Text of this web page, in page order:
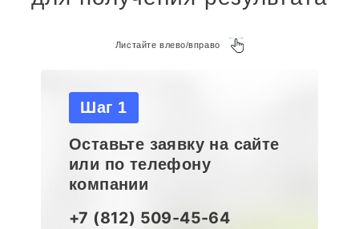
Листайте влево/вправо
Шаг 1
Оставьте заявку на сайте
или по телефону
компании
+7 (812) 509-45-64